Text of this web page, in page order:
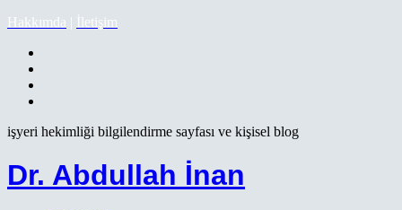
Hakkımda | İletişim
işyeri hekimliği bilgilendirme sayfası ve kişisel blog
Dr. Abdullah İnan